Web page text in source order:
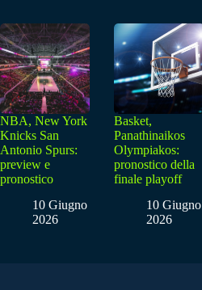
NBA, New York
Knicks San
Antonio Spurs:
preview e
pronostico
10 Giugno
2026
Basket,
Panathinaikos
Olympiakos:
pronostico della
finale playoff
10 Giugno
2026